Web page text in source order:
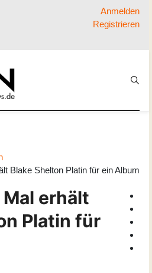
Anmelden
Registrieren
Blake Shelton Platin für ein Album
erhält
Platin für